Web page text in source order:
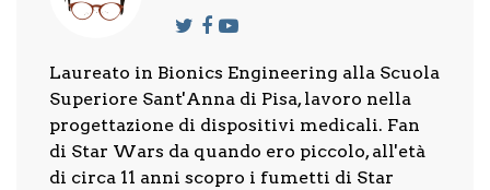
Laureato in Bionics Engineering alla Scuola
Superiore Sant'Anna di Pisa, lavoro nella
progettazione di dispositivi medicali. Fan
di Star Wars da quando ero piccolo, all'età
di circa 11 anni scopro i fumetti di Star